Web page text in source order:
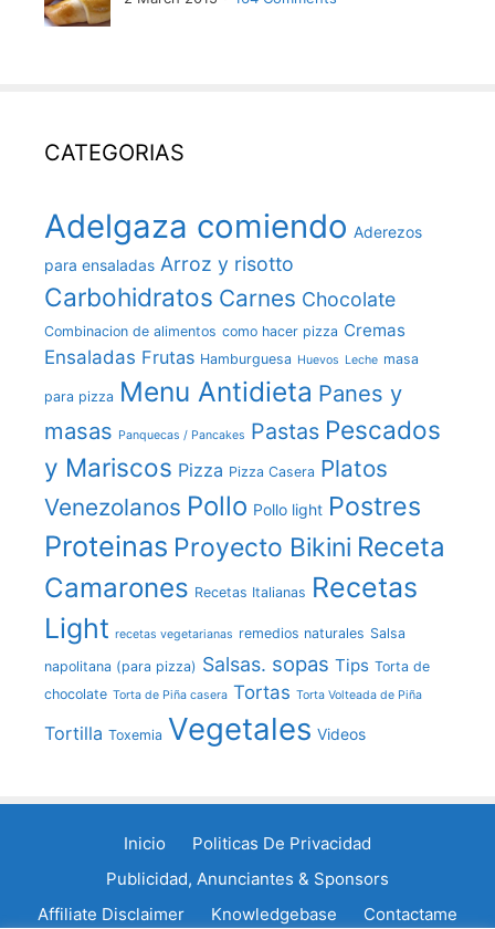
CATEGORIAS
Adelgaza comiendo Aderezos
para ensaladas Arroz y risotto
Carbohidratos Carnes Chocolate
Combinacion de alimentos como hacer pizza Cremas
Ensaladas Frutas Hamburguesa Huevos Leche masa
para pizza Menu Antidieta Panes y
masas Panquecas / Pancakes Pastas Pescados
y Mariscos Pizza Pizza Casera Platos
Venezolanos Pollo Pollo light Postres
Proteinas Proyecto Bikini Receta
Camarones Recetas Italianas Recetas
Light recetas vegetarianas remedios naturales Salsa
napolitana (para pizza) Salsas. sopas Tips Torta de
chocolate Torta de Piña casera Tortas Torta Volteada de Piña
Tortilla Toxemia Vegetales Videos
Inicio
Politicas De Privacidad
Publicidad, Anunciantes & Sponsors
Affiliate Disclaimer
Knowledgebase Contactame